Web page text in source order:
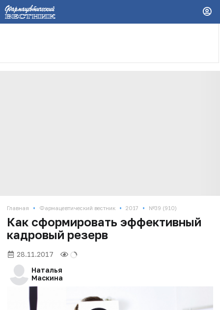
Главная • Фармацевтический вестник • 2017 • №39 (910)
Как сформировать эффективный
кадровый резерв
28.11.2017
Наталья
Маскина